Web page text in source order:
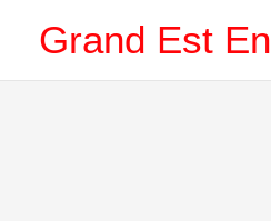
Grand Est